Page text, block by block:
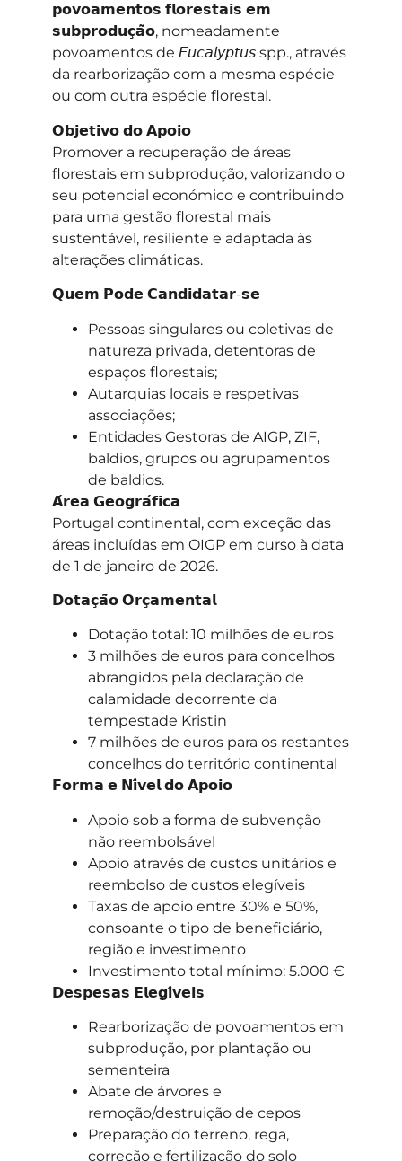
𝗽𝗼𝘃𝗼𝗮𝗺𝗲𝗻𝘁𝗼𝘀 𝗳𝗹𝗼𝗿𝗲𝘀𝘁𝗮𝗶𝘀 𝗲𝗺
𝘀𝘂𝗯𝗽𝗿𝗼𝗱𝘂𝗰̧𝗮̃𝗼, nomeadamente
povoamentos de 𝘌𝘶𝘤𝘢𝘭𝘺𝘱𝘵𝘶𝘴 spp., através
da rearborização com a mesma espécie
ou com outra espécie florestal.
𝗢𝗯𝗷𝗲𝘁𝗶𝘃𝗼 𝗱𝗼 𝗔𝗽𝗼𝗶𝗼
Promover a recuperação de áreas
florestais em subprodução, valorizando o
seu potencial económico e contribuindo
para uma gestão florestal mais
sustentável, resiliente e adaptada às
alterações climáticas.
𝗤𝘂𝗲𝗺 𝗣𝗼𝗱𝗲 𝗖𝗮𝗻𝗱𝗶𝗱𝗮𝘁𝗮𝗿-𝘀𝗲
Pessoas singulares ou coletivas de
natureza privada, detentoras de
espaços florestais;
Autarquias locais e respetivas
associações;
Entidades Gestoras de AIGP, ZIF,
baldios, grupos ou agrupamentos
de baldios.
𝗔́𝗿𝗲𝗮 𝗚𝗲𝗼𝗴𝗿𝗮́𝗳𝗶𝗰𝗮
Portugal continental, com exceção das
áreas incluídas em OIGP em curso à data
de 1 de janeiro de 2026.
𝗗𝗼𝘁𝗮𝗰̧𝗮̃𝗼 𝗢𝗿𝗰̧𝗮𝗺𝗲𝗻𝘁𝗮𝗹
Dotação total: 10 milhões de euros
3 milhões de euros para concelhos
abrangidos pela declaração de
calamidade decorrente da
tempestade Kristin
7 milhões de euros para os restantes
concelhos do território continental
𝗙𝗼𝗿𝗺𝗮 𝗲 𝗡𝗶́𝘃𝗲𝗹 𝗱𝗼 𝗔𝗽𝗼𝗶𝗼
Apoio sob a forma de subvenção
não reembolsável
Apoio através de custos unitários e
reembolso de custos elegíveis
Taxas de apoio entre 30% e 50%,
consoante o tipo de beneficiário,
região e investimento
Investimento total mínimo: 5.000 €
𝗗𝗲𝘀𝗽𝗲𝘀𝗮𝘀 𝗘𝗹𝗲𝗴𝗶́𝘃𝗲𝗶𝘀
Rearborização de povoamentos em
subprodução, por plantação ou
sementeira
Abate de árvores e
remoção/destruição de cepos
Preparação do terreno, rega,
correção e fertilização do solo